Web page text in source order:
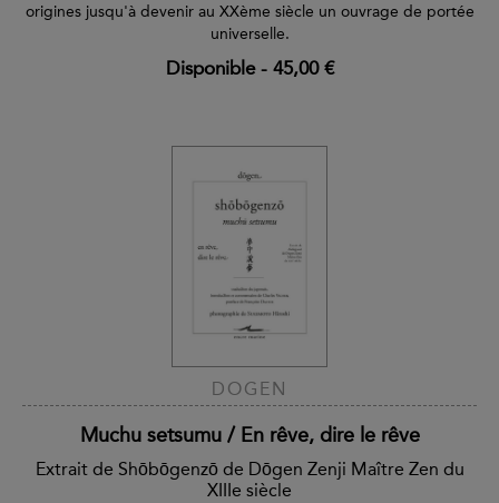
origines jusqu'à devenir au XXème siècle un ouvrage de portée
universelle.
Disponible- 45,00 €
DOGEN
Muchu setsumu / En rêve, dire le rêve
Extrait de Shōbōgenzō de Dōgen Zenji Maître Zen du
XIIIe siècle